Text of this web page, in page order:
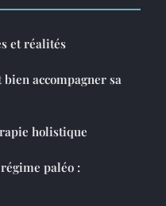
et réalités
accompagner sa
holistique
paléo :